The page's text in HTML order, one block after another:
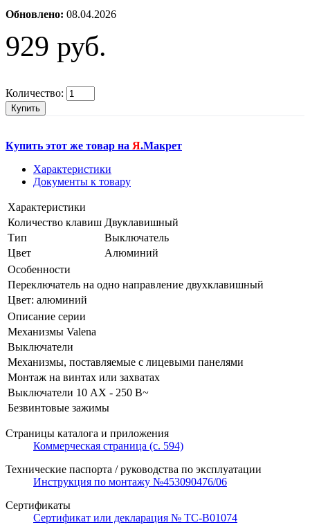
Обновлено: 08.04.2026
929 руб.
Количество:
Купить
Купить этот же товар на Я.Макрет
Характеристики
Документы к товару
Характеристики
Количество клавиш Двуклавишный
Тип
Выключатель
Цвет
Алюминий
Особенности
Переключатель на одно направление двухклавишный
Цвет: алюминий
Описание серии
Механизмы Valena
Выключатели
Механизмы, поставляемые с лицевыми панелями
Монтаж на винтах или захватах
Выключатели 10 AX - 250 В~
Безвинтовые зажимы
Страницы каталога и приложения
Коммерческая страница (с. 594)
Технические паспорта / руководства по эксплуатации
Инструкция по монтажу №453090476/06
Сертификаты
Сертификат или декларация № TC-B01074